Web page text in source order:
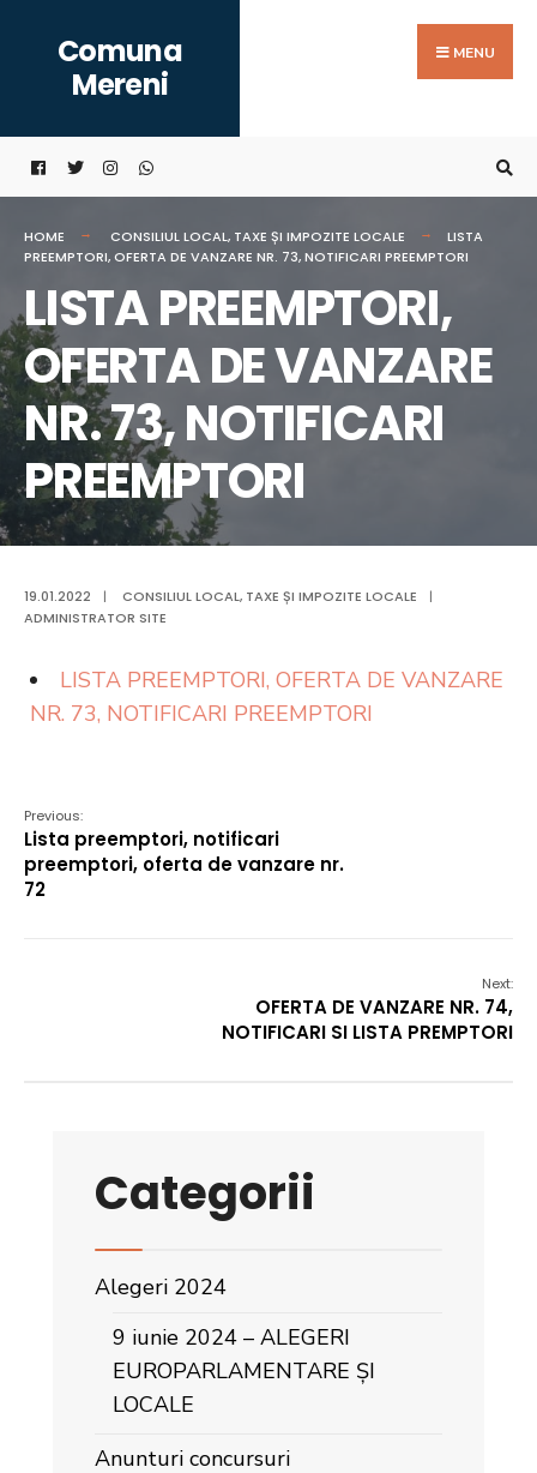
content
Comuna
Mereni
MENU
HOME CONSILIUL LOCAL, TAXE ȘI IMPOZITE LOCALE
LISTA
PREEMPTORI, OFERTA DE VANZARE NR. 73, NOTIFICARI PREEMPTORI
LISTA PREEMPTORI,
OFERTA DE VANZARE
NR. 73, NOTIFICARI
PREEMPTORI
19.01.2022 | CONSILIUL LOCAL, TAXE ȘI IMPOZITE LOCALE
|
ADMINISTRATOR SITE
LISTA PREEMPTORI, OFERTA DE VANZARE
NR. 73, NOTIFICARI PREEMPTORI
Previous:
Lista preemptori, notificari
preemptori, oferta de vanzare nr.
72
Next:
OFERTA DE VANZARE NR. 74,
NOTIFICARI SI LISTA PREMPTORI
Categorii
Alegeri 2024
9 iunie 2024 – ALEGERI
EUROPARLAMENTARE ȘI
LOCALE
Anunturi concursuri
for: